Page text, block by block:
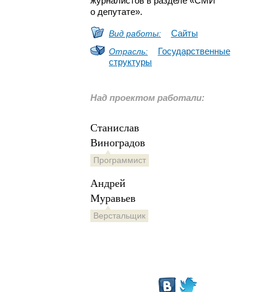
о депутате».
Вид работы: Сайты
Отрасль:
Государственные
структуры
Над проектом работали:
Станислав
Виноградов
Программист
Андрей
Муравьев
Верстальщик